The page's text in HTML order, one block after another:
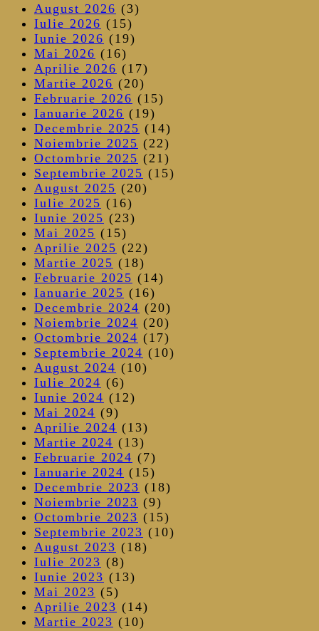
August 2026 (3)
Iulie 2026 (15)
Iunie 2026 (19)
Mai 2026 (16)
Aprilie 2026 (17)
Martie 2026 (20)
Februarie 2026 (15)
Ianuarie 2026 (19)
Decembrie 2025 (14)
Noiembrie 2025 (22)
Octombrie 2025 (21)
Septembrie 2025 (15)
August 2025 (20)
Iulie 2025 (16)
Iunie 2025 (23)
Mai 2025 (15)
Aprilie 2025 (22)
Martie 2025 (18)
Februarie 2025 (14)
Ianuarie 2025 (16)
Decembrie 2024 (20)
Noiembrie 2024 (20)
Octombrie 2024 (17)
Septembrie 2024 (10)
August 2024 (10)
Iulie 2024 (6)
Iunie 2024 (12)
Mai 2024 (9)
Aprilie 2024 (13)
Martie 2024 (13)
Februarie 2024 (7)
Ianuarie 2024 (15)
Decembrie 2023 (18)
Noiembrie 2023 (9)
Octombrie 2023 (15)
Septembrie 2023 (10)
August 2023 (18)
Iulie 2023 (8)
Iunie 2023 (13)
Mai 2023 (5)
Aprilie 2023 (14)
Martie 2023 (10)